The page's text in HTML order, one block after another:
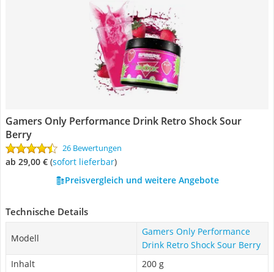
Gamers Only Performance Drink Retro Shock Sour
Berry
26 Bewertungen
ab 29,00 € ( Sofort lieferbar)
Preisvergleich und weitere Angebote
Technische Details
Modell
Gamers Only Performance
Drink Retro Shock Sour Berry
Inhalt
200 g